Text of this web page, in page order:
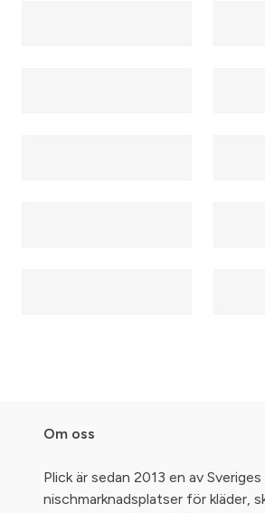
Om oss
Plick är sedan 2013 en av
nischmarknadsplatser för kläder,